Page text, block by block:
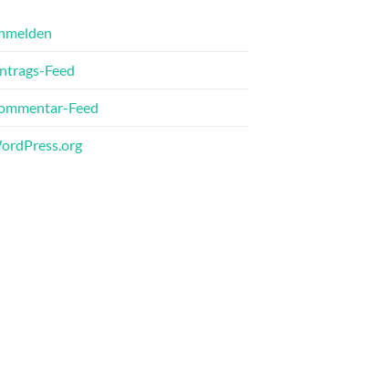
Feed
Feed